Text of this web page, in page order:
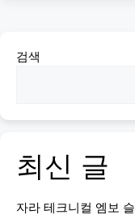
검색
최신 글
자라 테크니컬 엠보